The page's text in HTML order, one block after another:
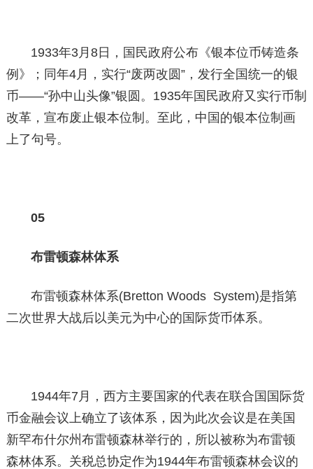
1933年3月8日，国民政府公布《银本位币铸造条
例》；同年4月，实行“废两改圆”，发行全国统一的银
币——“孙中山头像”银圆。1935年国民政府又实行币制
改革，宣布废止银本位制。至此，中国的银本位制画
上了句号。
05
布雷顿森林体系
布雷顿森林体系(Bretton Woods System)是指第
二次世界大战后以美元为中心的国际货币体系。
1944年7月，西方主要国家的代表在联合国国际货
币金融会议上确立了该体系，因为此次会议是在美国
新罕布什尔州布雷顿森林举行的，所以被称为布雷顿
森林体系。关税总协定作为1944年布雷顿森林会议的